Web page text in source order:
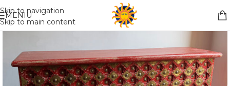
Skip to navigation
Skip to main content
Nemokamas pristatymas į paštomatą apsiperkant už 30€!!
MENIU